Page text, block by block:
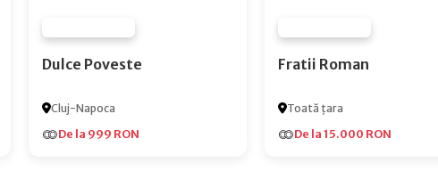
Dulce Poveste
Cluj-Napoca
De la 999 RON
Fratii Roman
Toată țara
De la 15.000 RON